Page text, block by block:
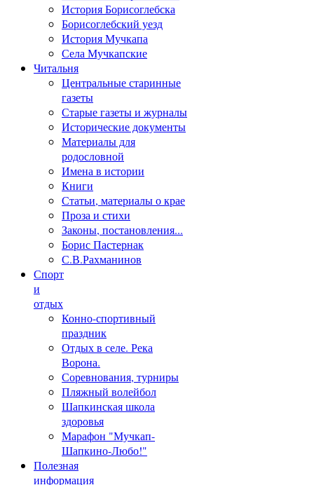
История Борисоглебска
Борисоглебский уезд
История Мучкапа
Села Мучкапские
Читальня
Центральные старинные
газеты
Старые газеты и журналы
Исторические документы
Материалы для
родословной
Имена в истории
Книги
Статьи, материалы о крае
Проза и стихи
Законы, постановления...
Борис Пастернак
С.В.Рахманинов
Спорт
и
отдых
Конно-спортивный
праздник
Отдых в селе. Река
Ворона.
Соревнования, турниры
Пляжный волейбол
Шапкинская школа
здоровья
Марафон "Мучкап-
Шапкино-Любо!"
Полезная
информация